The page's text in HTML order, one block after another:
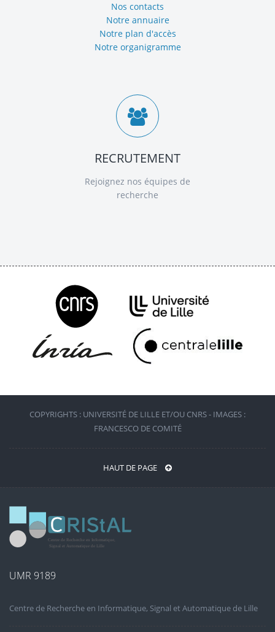
Nos contacts
Notre annuaire
Notre plan d'accès
Notre organigramme
RECRUTEMENT
Rejoignez nos équipes de
recherche
COPYRIGHTS : UNIVERSITÉ DE LILLE ET/OU CNRS - IMAGES :
FRANCESCO DE COMITÉ
HAUT DE PAGE
UMR 9189
Centre de Recherche en Informatique, Signal et Automatique de Lille